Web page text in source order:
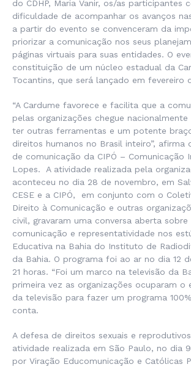
do CDHP, Maria Vanir, os/as participantes
dificuldade de acompanhar os avanços
a partir do evento se convenceram da
priorizar a comunicação nos seus
páginas virtuais para suas entidades. O
constituição de um núcleo estadual da
Tocantins, que será lançado em fevereiro
“A Cardume favorece e facilita que a
pelas organizações chegue nacionalmente
ter outras ferramentas e um potente
direitos humanos no Brasil inteiro”, afirma
de comunicação da CIPÓ – Comunicação
Lopes. A atividade realizada pela
aconteceu no dia 28 de novembro, em
CESE e a CIPÓ, em conjunto com o
Direito à Comunicação e outras
civil, gravaram uma conversa aberta
comunicação e representatividade nos
Educativa na Bahia do Instituto de
da Bahia. O programa foi ao ar no dia 12
21 horas. “Foi um marco na televisão da
primeira vez as organizações ocuparam o
da televisão para fazer um programa
conta.
A defesa de direitos sexuais e
atividade realizada em São Paulo, no dia
por Viração Educomunicação e Católicas